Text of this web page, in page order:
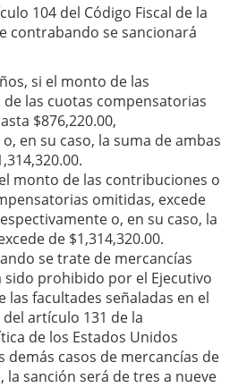
104 del Código Fiscal de la
contrabando se sancionará
si el monto de las
las cuotas compensatorias
$876,220.00,
en su caso, la suma de ambas
monto de las contribuciones o
omitidas, excede
o, en su caso, la
de $1,314,320.00.
se trate de mercancías
sido prohibido por el Ejecutivo
las facultades señaladas en el
artículo 131 de la
de los Estados Unidos
demás casos de mercancías de
sanción será de tres a nueve